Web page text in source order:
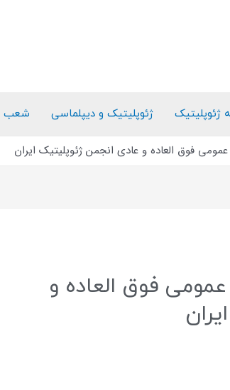
ژئوپلیتیک ژئوپلیتیک و دیپلماسی شعب
فوق العاده و عادی انجمن ژئوپلیتیک ایران
فوق العاده و